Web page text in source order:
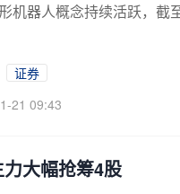
机器人概念持续活跃，
证券
21 09:43
大幅抢筹4股